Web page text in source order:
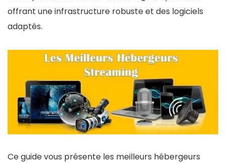
offrant une infrastructure robuste et des logiciels
adaptés.
Ce guide vous présente les meilleurs hébergeurs